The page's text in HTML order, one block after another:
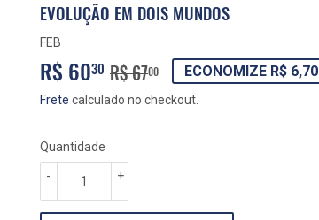
EVOLUÇÃO EM DOIS MUNDOS
FEB
R$ 6030 R$ 6700
PREÇO
NORMAL
R$
67,00
PREÇO
PROMOCIONAL
R$
60,30
ECONOMIZE R$ 6,70
Frete calculado no checkout.
Quantidade
+
-